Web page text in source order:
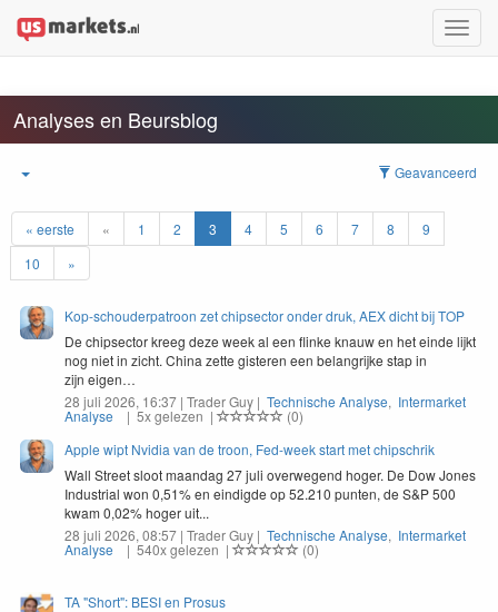
Toggle
Analyses en Beursblog
Geavanceerd
« eerste « 1 2 3 4 5 6 7 8
9
10
»
Kop-schouderpatroon zet chipsector onder druk, AEX dicht bij TOP
De chip­sec­tor kreeg deze week al een flinke knauw en het einde lijkt
nog niet in zicht. Chi­na zette gis­teren een belan­grijke stap in
zijn eigen…
28 juli 2026, 16:37 | Trader Guy | Technische Analyse, Intermarket
Analyse | 5x gelezen |
(0)
Apple wipt Nvidia van de troon, Fed-week start met chipschrik
Wall Street sloot maandag 27 juli overwegend hoger. De Dow Jones
Industrial won 0,51% en eindigde op 52.210 punten, de S&P 500
kwam 0,02% hoger uit...
28 juli 2026, 08:57 | Trader Guy | Technische Analyse, Intermarket
Analyse | 540x gelezen | (0)
TA "Short": BESI en Prosus